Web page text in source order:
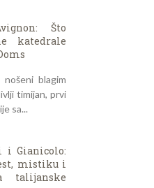
Što
katedrale
blagim
timijan, prvi
sa...
i Gianicolo:
mistiku i
talijanske